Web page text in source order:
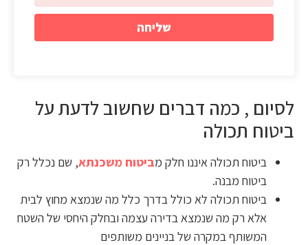
שליחה
לסיום , כמה דברים שחשוב לדעת על
ביטוח תכולה
ביטוח תכולה איננו חלק מביטוח משכנתא, שם נכלל רק
ביטוח מבנה.
ביטוח תכולה לא כולל בדרך כלל מה שנמצא מחוץ לבית
אלא רק מה שנמצא בדירה עצמה ובחלק היחסי של השטח
המשותף במקרה של בניינים משותפים